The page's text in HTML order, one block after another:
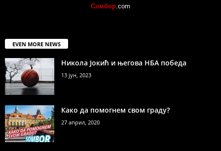
Сомбор .com
EVEN MORE NEWS
Никола Јокић и његова НБА победа
13 јун, 2023
Како да помогнем свом граду?
27 април, 2020